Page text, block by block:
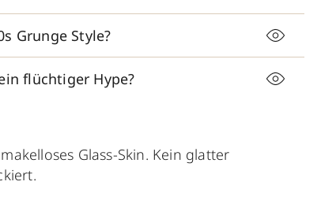
Grunge Style?
flüchtiger Hype?
Glass-Skin. Kein glatter